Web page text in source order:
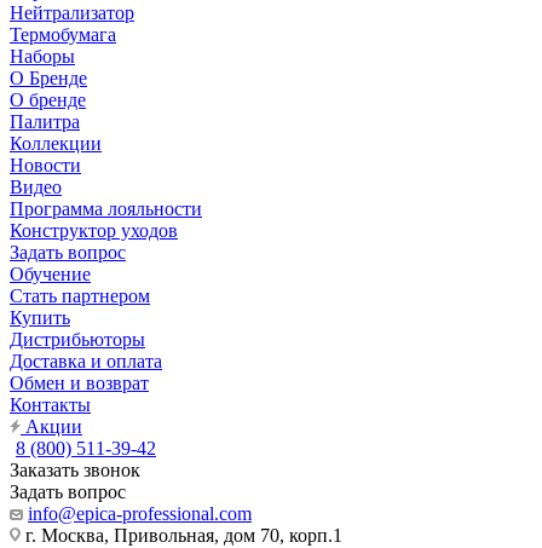
Нейтрализатор
Термобумага
Наборы
О Бренде
О бренде
Палитра
Коллекции
Новости
Видео
Программа лояльности
Конструктор уходов
Задать вопрос
Обучение
Стать партнером
Купить
Дистрибьюторы
Доставка и оплата
Обмен и возврат
Контакты
Акции
8 (800) 511-39-42
Заказать звонок
Задать вопрос
info@epica-professional.com
г. Москва, Привольная, дом 70, корп.1